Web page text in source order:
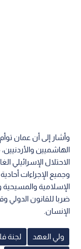
وأشار إلى أن عمان
الهاشميين
الاحتلال الإسرائيلي
وجميع الإجراءات
الإسلامية
ضربا للقانون الدولي
الإنسان.
ولي العهد لجنة